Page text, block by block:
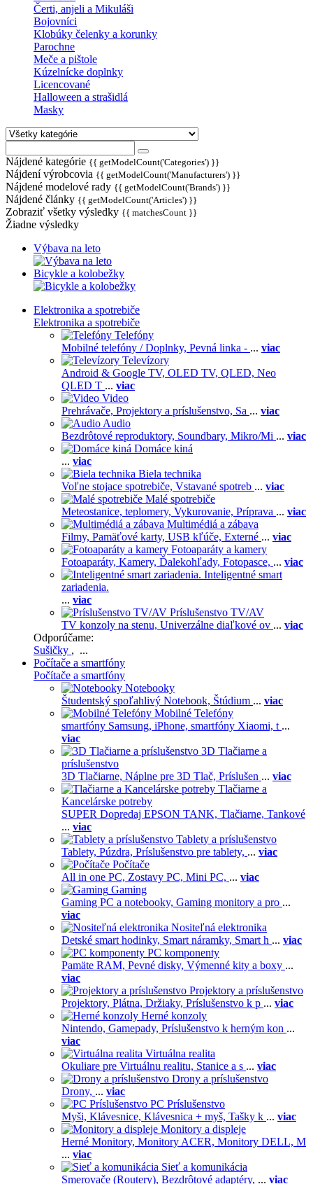
Čerti, anjeli a Mikuláši
Bojovníci
Klobúky čelenky a korunky
Parochne
Meče a pištole
Kúzelnícke doplnky
Licencované
Halloween a strašidlá
Masky
Nájdené kategórie {{ getModelCount('Categories') }}
Nájdení výrobcovia {{ getModelCount('Manufacturers') }}
Nájdené modelové rady {{ getModelCount('Brands') }}
Nájdené články {{ getModelCount('Articles') }}
Zobraziť všetky výsledky {{ matchesCount }}
Žiadne výsledky
Výbava na leto
Bicykle a kolobežky
Elektronika a spotrebiče
Elektronika a spotrebiče
Telefóny
Mobilné telefóny / Doplnky, Pevná linka - ... viac
Televízory
Android & Google TV, OLED TV, QLED, Neo
QLED T ... viac
Video
Prehrávače, Projektory a príslušenstvo, Sa ... viac
Audio
Bezdrôtové reproduktory, Soundbary, Mikro/Mi ... viac
Domáce kiná
... viac
Biela technika
Voľne stojace spotrebiče, Vstavané spotreb ... viac
Malé spotrebiče
Meteostanice, teplomery, Vykurovanie, Príprava ... viac
Multimédiá a zábava
Filmy, Pamäťové karty, USB kľúče, Externé ... viac
Fotoaparáty a kamery
Fotoaparáty, Kamery, Ďalekohľady, Fotopasce, ... viac
Inteligentné smart
zariadenia.
... viac
Príslušenstvo TV/AV
TV konzoly na stenu, Univerzálne diaľkové ov ... viac
Odporúčame:
Sušičky , ...
Počítače a smartfóny
Počítače a smartfóny
Notebooky
Študentský spoľahlivý Notebook, Štúdium ... viac
Mobilné Telefóny
smartfóny Samsung, iPhone, smartfóny Xiaomi, t ...
viac
3D Tlačiarne a
príslušenstvo
3D Tlačiarne, Náplne pre 3D Tlač, Príslušen ... viac
Tlačiarne a
Kancelárske potreby
SUPER Dopredaj EPSON TANK, Tlačiarne, Tankové
... viac
Tablety a príslušenstvo
Tablety, Púzdra, Príslušenstvo pre tablety, ... viac
Počítače
All in one PC, Zostavy PC, Mini PC, ... viac
Gaming
Gaming PC a notebooky, Gaming monitory a pro ...
viac
Nositeľná elektronika
Detské smart hodinky, Smart náramky, Smart h ... viac
PC komponenty
Pamäte RAM, Pevné disky, Výmenné kity a boxy ...
viac
Projektory a príslušenstvo
Projektory, Plátna, Držiaky, Príslušenstvo k p ... viac
Herné konzoly
Nintendo, Gamepady, Príslušenstvo k herným kon ...
viac
Virtuálna realita
Okuliare pre Virtuálnu realitu, Stanice a s ... viac
Drony a príslušenstvo
Drony, ... viac
PC Príslušenstvo
Myši, Klávesnice, Klávesnica + myš, Tašky k ... viac
Monitory a displeje
Herné Monitory, Monitory ACER, Monitory DELL, M
... viac
Sieť a komunikácia
Smerovače (Routery), Bezdrôtové adaptéry, ... viac